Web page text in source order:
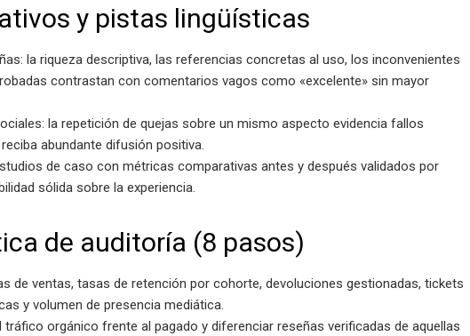
y pistas lingüísticas
la riqueza descriptiva, las referencias concretas al uso, los inconvenientes
contrastan con comentarios vagos como «excelente» sin mayor
la repetición de quejas sobre un mismo aspecto evidencia fallos
abundante difusión positiva.
de caso con métricas comparativas antes y después validados por
sólida sobre la experiencia.
de auditoría (8 pasos)
de ventas, tasas de retención por cohorte, devoluciones gestionadas, tickets
y volumen de presencia mediática.
tráfico orgánico frente al pagado y diferenciar reseñas verificadas de aquellas